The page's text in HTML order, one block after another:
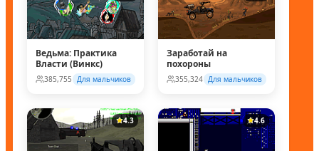
Ведьма: Практика
Власти (Винкс)
385,755 Для мальчиков
Заработай на
похороны
355,324 Для мальчиков
4.3 4.6